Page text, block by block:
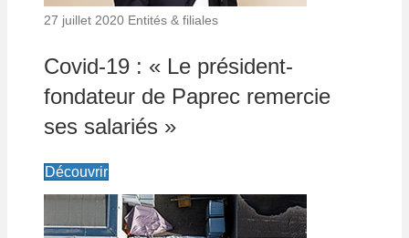
27 juillet 2020 Entités & filiales
Covid-19 : « Le président-
fondateur de Paprec remercie
ses salariés »
Découvrir